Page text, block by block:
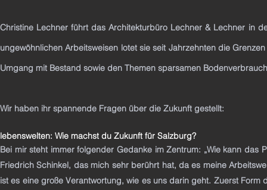
Christine Lechner führt das Architekturbüro Lechner & Lechner in
ungewöhnlichen Arbeitsweisen lotet sie seit Jahrzehnten die
Umgang mit Bestand sowie den Themen sparsamen
Wir haben ihr spannende Fragen über die Zukunft gestellt:
lebenswelten: Wie machst du Zukunft für Salzburg?
Bei mir steht immer folgender Gedanke im Zentrum: „Wie kann das
Friedrich Schinkel, das mich sehr berührt hat, da es meine
ist es eine große Verantwortung, wie es uns darin geht. Zuerst